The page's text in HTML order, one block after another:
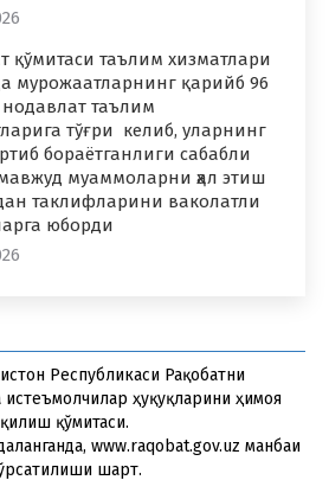
қўмитаси таълим хизматлари
мурожаатларнинг қарийб 96
таълим
тўғри келиб, уларнинг
бораётганлиги сабабли
мавжуд муаммоларни ҳал этиш
таклифларини ваколатли
юборди
Республикаси Рақобатни
ҳуқуқларини ҳимоя
қилиш қўмитаси.
www.raqobat.gov.uz манбаи
шарт.